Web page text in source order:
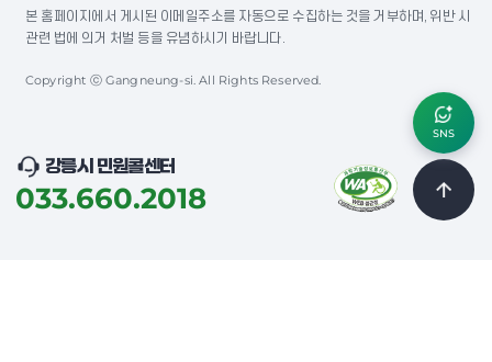
본 홈페이지에서 게시된 이메일주소를 자동으로 수집하는 것을 거부하며, 위반 시
관련 법에 의거 처벌 등을 유념하시기 바랍니다.
Copyright ⓒ Gangneung-si. All Rights Reserved.
강릉시 민원콜센터
033.660.2018
SNS